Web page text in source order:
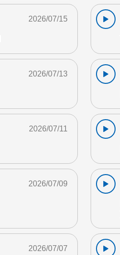
2026/07/15
2026/07/13
2026/07/11
2026/07/09
2026/07/07